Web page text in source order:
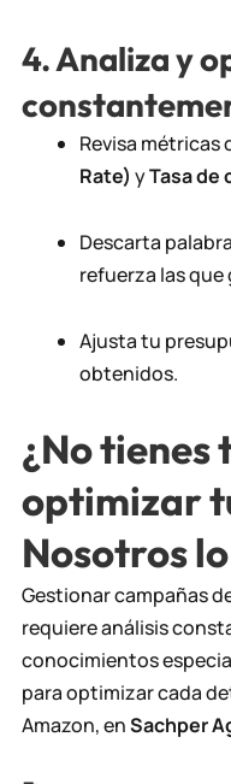
4. Analiza y
Revisa métricas
Rate) yTasa de
Descarta
refuerza las
Ajusta tu
obtenidos.
¿No tienes
optimizar
Nosotros
Gestionar campañas
requiere análisis
conocimientos
para optimizar cada
Amazon, enSachper